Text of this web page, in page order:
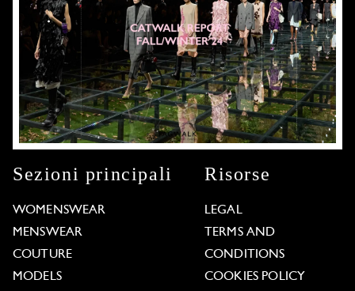
Sezioni principali
WOMENSWEAR
MENSWEAR
COUTURE
MODELS
Risorse
LEGAL
TERMS AND
CONDITIONS
COOKIES POLICY